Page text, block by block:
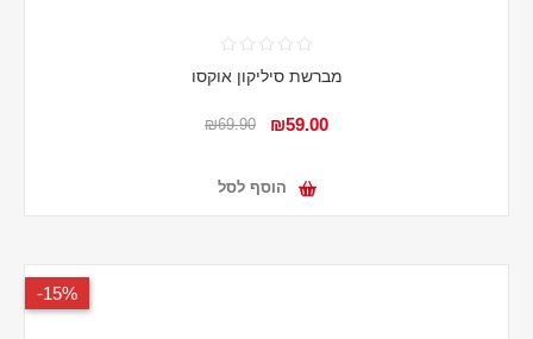
מברשת סיליקון אוקסו
₪59.00
₪69.90
הוסף לסל
15%-